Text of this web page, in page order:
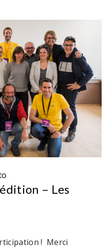
– Les
! Merci